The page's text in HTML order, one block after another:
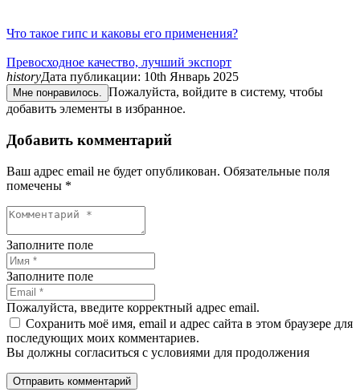
Что такое гипс и каковы его применения?
Превосходное качество, лучший экспорт
historyДата публикации: 10th Январь 2025
Мне понравилось. Пожалуйста, войдите в систему, чтобы
добавить элементы в избранное.
Добавить комментарий
Ваш адрес email не будет опубликован. Обязательные поля
помечены *
Заполните поле
Заполните поле
Пожалуйста, введите корректный адрес email.
Сохранить моё имя, email и адрес сайта в этом браузере для
последующих моих комментариев.
Вы должны согласиться с условиями для продолжения
Отправить комментарий